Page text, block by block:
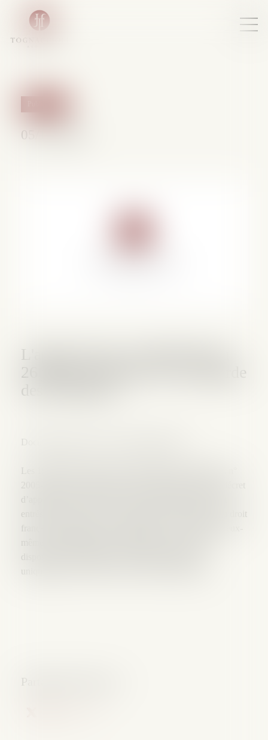
L'apport de la Loi 2005-845 du
des entreprises
05/12/2008
Les 196 articles de la loi de sauvegarde des entreprises n°
d’application n° 2005-1677 du 28 décembre 2005 sont
entrés en vigueur le 1er janvier 2006. Les praticiens du droit
dispositions codifiées pour leur partie législative